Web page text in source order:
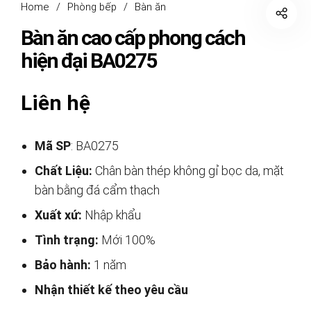
Home / Phòng bếp / Bàn ăn
Bàn ăn cao cấp phong cách
hiện đại BA0275
Liên hệ
Mã SP: BA0275
Chất Liệu: Chân bàn thép không gỉ bọc da, mặt
bàn bằng đá cẩm thạch
Xuất xứ: Nhập khẩu
Tình trạng: Mới 100%
Bảo hành: 1 năm
Nhận thiết kế theo yêu cầu